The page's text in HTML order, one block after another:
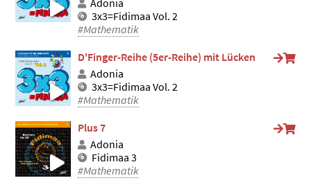
Adonia
3x3=Fidimaa Vol. 2
#Mathematik
D'Finger-Reihe (5er-Reihe) mit Lücken
Adonia
3x3=Fidimaa Vol. 2
#Mathematik
Plus 7
Adonia
Fidimaa 3
#Mathematik